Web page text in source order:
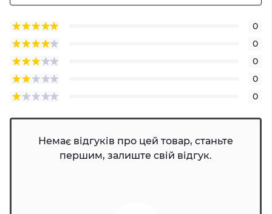
0
0
0
0
0
Немає відгуків про цей товар, станьте
першим, залиште свій відгук.